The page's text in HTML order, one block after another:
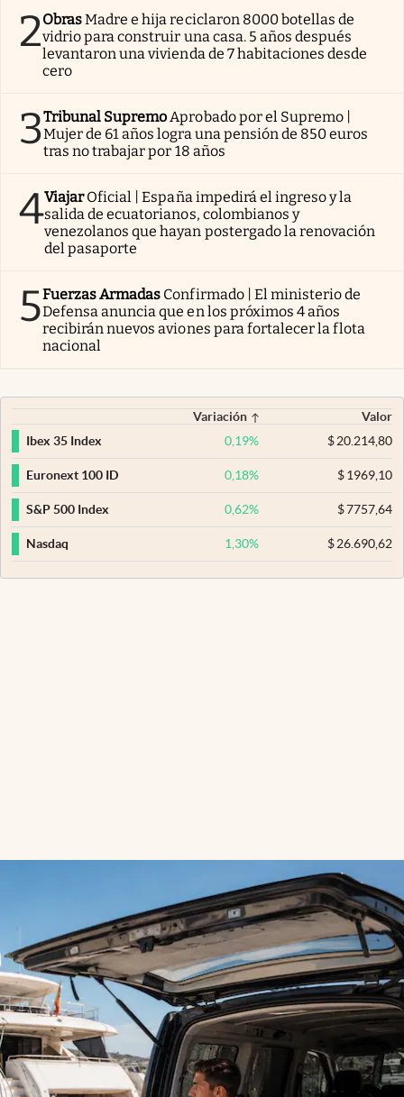
2ObrasMadre e hija reciclaron 8000 botellas de
vidrio para construir una casa. 5 años después
levantaron una vivienda de 7 habitaciones desde
cero
3Tribunal Supremo Aprobado por el Supremo |
Mujer de 61 años logra una pensión de 850 euros
tras no trabajar por 18 años
4Viajar Oficial | España impedirá el ingreso y la
salida de ecuatorianos, colombianos y
venezolanos que hayan postergado la renovación
del pasaporte
5Fuerzas Armadas Confirmado | El ministerio de
Defensa anuncia que en los próximos 4 años
recibirán nuevos aviones para fortalecer la flota
nacional
Variación
Valor
Ibex 35 Index
0,19% $20.214,80
Euronext 100 ID 0,18% $1969,10
S&P 500 Index 0,62% $7757,64
Nasdaq 1,30% $26.690,62